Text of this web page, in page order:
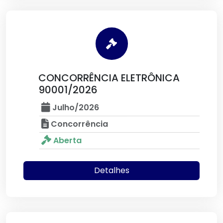
CONCORRÊNCIA ELETRÔNICA
90001/2026
Julho/2026
Concorrência
Aberta
Detalhes